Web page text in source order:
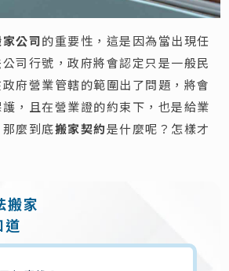
公司的重要性，這是因為當出現任
司行號，政府將會認定只是一般民
府營業管轄的範圍出了問題，將會
，且在營業證的約束下，也是給業
麼到底搬家契約是什麼呢？怎樣才
搬家